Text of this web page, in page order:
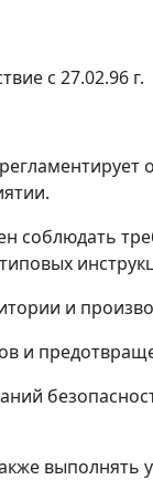
с 27.02.96 г.
соблюдать
и
и
выполнять